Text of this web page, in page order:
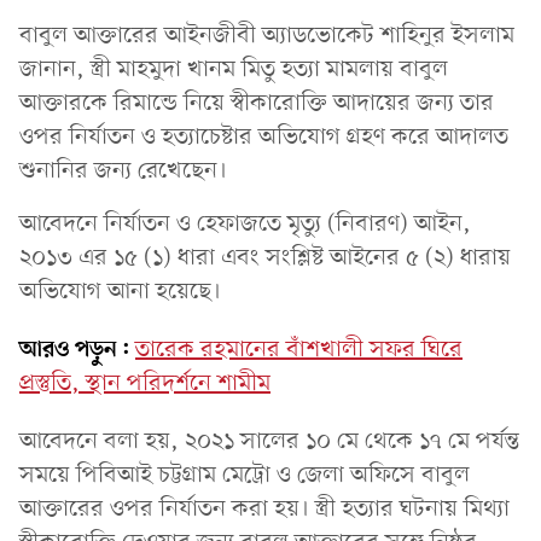
বাবুল আক্তারের আইনজীবী অ্যাডভোকেট শাহিনুর ইসলাম
জানান, স্ত্রী মাহমুদা খানম মিতু হত্যা মামলায় বাবুল
আক্তারকে রিমান্ডে নিয়ে স্বীকারোক্তি আদায়ের জন্য তার
ওপর নির্যাতন ও হত্যাচেষ্টার অভিযোগ গ্রহণ করে আদালত
শুনানির জন্য রেখেছেন।
আবেদনে নির্যাতন ও হেফাজতে মৃত্যু (নিবারণ) আইন,
২০১৩ এর ১৫ (১) ধারা এবং সংশ্লিষ্ট আইনের ৫ (২) ধারায়
অভিযোগ আনা হয়েছে।
আরও পড়ুন: তারেক রহমানের বাঁশখালী সফর ঘিরে
প্রস্তুতি, স্থান পরিদর্শনে শামীম
আবেদনে বলা হয়, ২০২১ সালের ১০ মে থেকে ১৭ মে পর্যন্ত
সময়ে পিবিআই চট্টগ্রাম মেট্রো ও জেলা অফিসে বাবুল
আক্তারের ওপর নির্যাতন করা হয়। স্ত্রী হত্যার ঘটনায় মিথ্যা